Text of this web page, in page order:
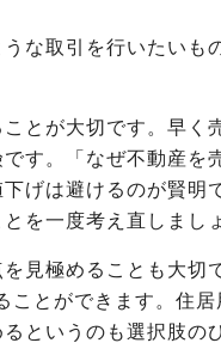
な取引を行いたいも
とが大切です。早く
す。「なぜ不動産を
げは避けるのが賢明
を一度考え直しまし
見極めることも大切
ことができます。住
というのも選択肢の